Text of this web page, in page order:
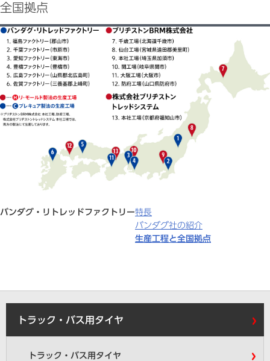
全国拠点
バンダグ・リトレッドファクトリー特長
バンダグ社の紹介
生産工程と全国拠点
トラック・バス用タイヤ
トラック・バス用タイヤ